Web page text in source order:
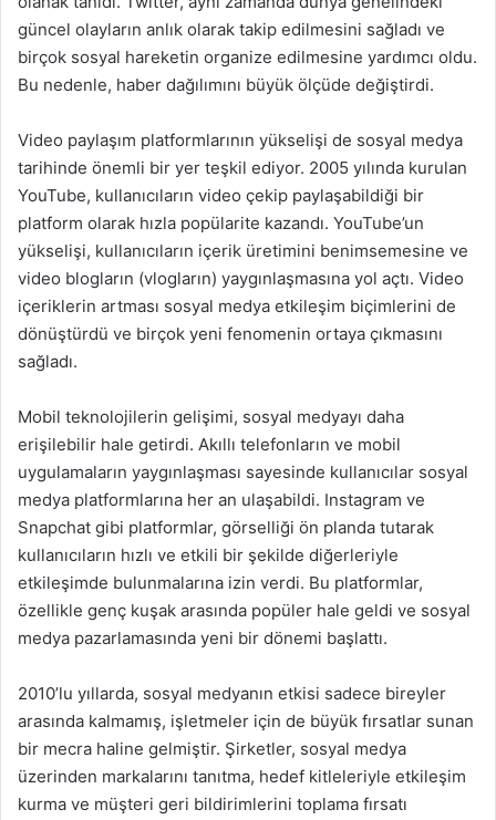
güncel olayların anlık olarak takip edilmesini sağladı ve
birçok sosyal hareketin organize edilmesine yardımcı oldu.
Bu nedenle, haber dağılımını büyük ölçüde değiştirdi.
Video paylaşım platformlarının yükselişi de sosyal medya
tarihinde önemli bir yer teşkil ediyor. 2005 yılında kurulan
YouTube, kullanıcıların video çekip paylaşabildiği bir
platform olarak hızla popülarite kazandı. YouTube’un
yükselişi, kullanıcıların içerik üretimini benimsemesine ve
video blogların (vlogların) yaygınlaşmasına yol açtı. Video
içeriklerin artması sosyal medya etkileşim biçimlerini de
dönüştürdü ve birçok yeni fenomenin ortaya çıkmasını
sağladı.
Mobil teknolojilerin gelişimi, sosyal medyayı daha
erişilebilir hale getirdi. Akıllı telefonların ve mobil
uygulamaların yaygınlaşması sayesinde kullanıcılar sosyal
medya platformlarına her an ulaşabildi. Instagram ve
Snapchat gibi platformlar, görselliği ön planda tutarak
kullanıcıların hızlı ve etkili bir şekilde diğerleriyle
etkileşimde bulunmalarına izin verdi. Bu platformlar,
özellikle genç kuşak arasında popüler hale geldi ve sosyal
medya pazarlamasında yeni bir dönemi başlattı.
2010’lu yıllarda, sosyal medyanın etkisi sadece bireyler
arasında kalmamış, işletmeler için de büyük fırsatlar sunan
bir mecra haline gelmiştir. Şirketler, sosyal medya
üzerinden markalarını tanıtma, hedef kitleleriyle etkileşim
kurma ve müşteri geri bildirimlerini toplama fırsatı